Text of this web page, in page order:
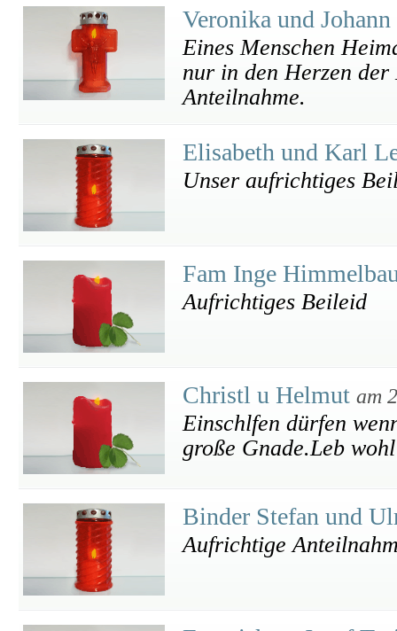
Veronika und
Eines Menschen
nur in den Herzen
Anteilnahme.
Elisabeth und Karl
Unser aufrichtiges
Fam Inge
Aufrichtiges Beileid
Christl u Helmut am
Einschlfen dürfen
große Gnade.Leb
Binder Stefan und
Aufrichtige